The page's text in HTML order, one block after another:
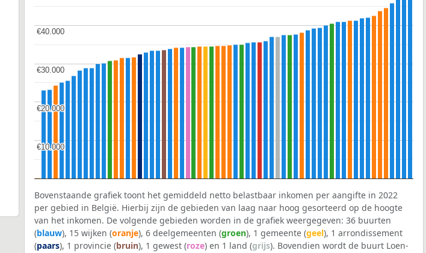
€10.000
€10.000
€20.000
€20.000
€30.000
€30.000
€40.000
€40.000
Bovenstaande grafiek toont het gemiddeld netto belastbaar inkomen per aangifte in 2022
per gebied in België. Hierbij zijn de gebieden van laag naar hoog gesorteerd op de hoogte
van het inkomen. De volgende gebieden worden in de grafiek weergegeven: 36 buurten
(blauw), 15 wijken (oranje), 6 deelgemeenten (groen), 1 gemeente (geel), 1 arrondissement
(paars), 1 provincie (bruin), 1 gewest (roze) en 1 land (grijs). Bovendien wordt de buurt Loen-